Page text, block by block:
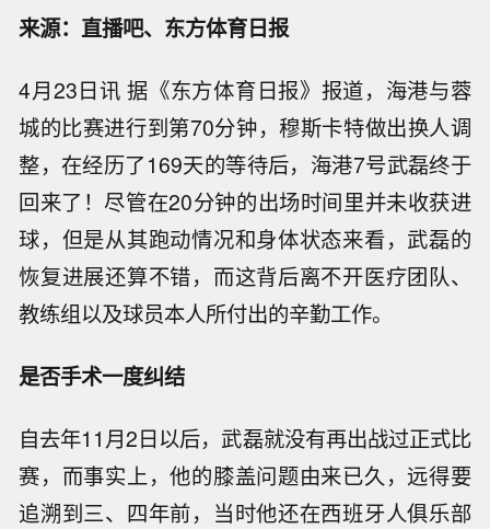
来源：直播吧、东方体育日报
4月23日讯 据《东方体育日报》报道，海港与蓉
城的比赛进行到第70分钟，穆斯卡特做出换人调
整，在经历了169天的等待后，海港7号武磊终于
回来了！尽管在20分钟的出场时间里并未收获进
球，但是从其跑动情况和身体状态来看，武磊的
恢复进展还算不错，而这背后离不开医疗团队、
教练组以及球员本人所付出的辛勤工作。
是否手术一度纠结
自去年11月2日以后，武磊就没有再出战过正式比
赛，而事实上，他的膝盖问题由来已久，远得要
追溯到三、四年前，当时他还在西班牙人俱乐部